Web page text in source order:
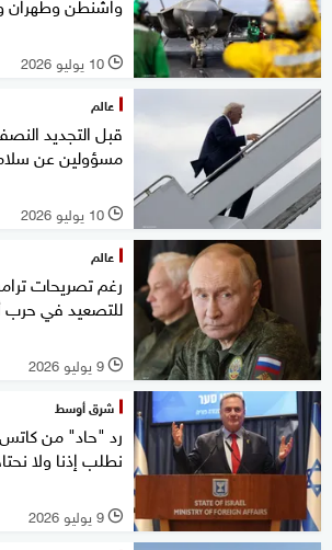
l 10 يوليو 2026
عالم
قبل التجديد
مسؤولين عن
l 10 يوليو 2026
عالم
رغم تصريحات
للتصعيد في حرب
l 9 يوليو 2026
شرق أوسط
رد "حاد" من
نطلب إذنا ولا
l 9 يوليو 2026